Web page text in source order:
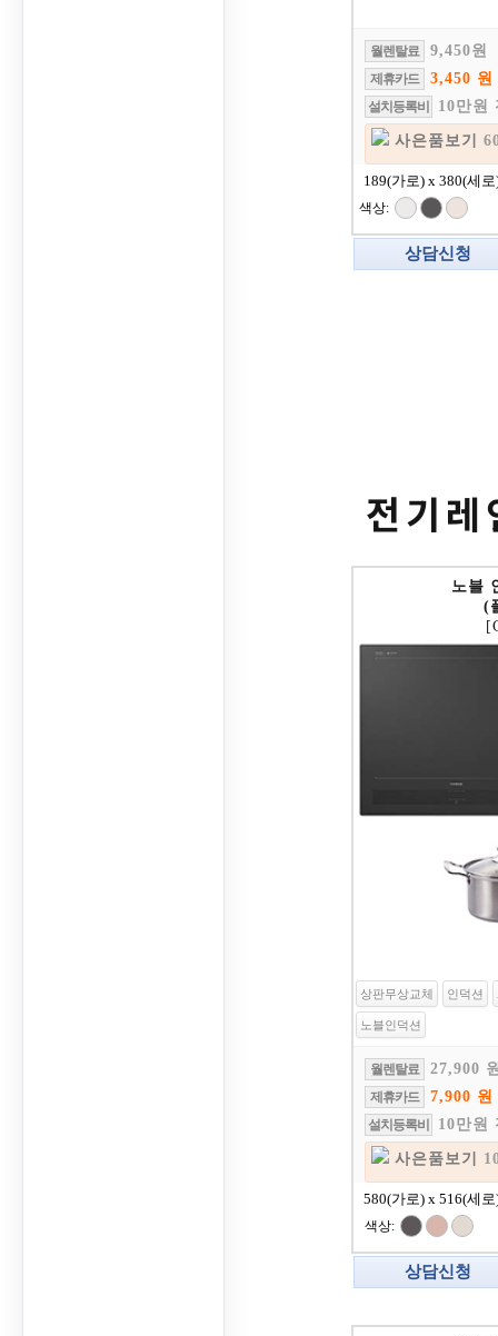
월렌탈료 9,450원
제휴카드 3,450 원
설치등록비 10만원
사은품보기
189(가로) x 380(세
색상:
상담신청
전기
노블
(
상판무상교체 인덕션
노블인덕션
월렌탈료 27,900
제휴카드 7,900 원
설치등록비 10만원
사은품보기
580(가로) x 516(세
색상:
상담신청